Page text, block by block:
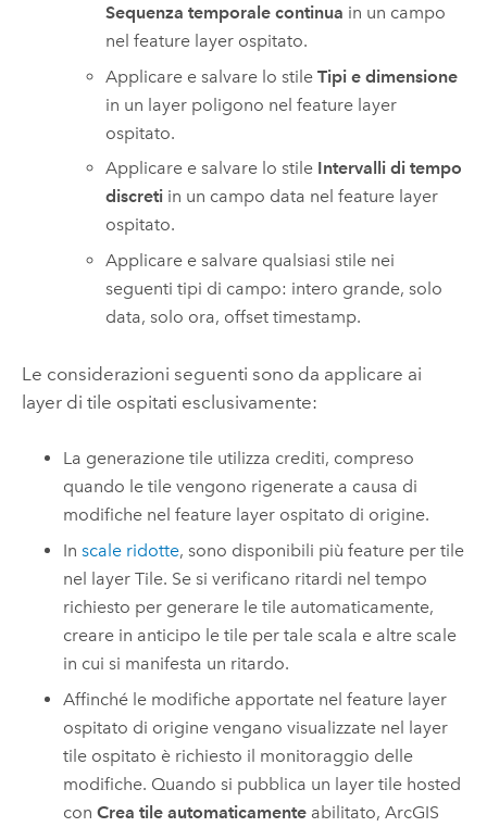
Sequenza temporale continua in un campo
nel feature layer ospitato.
Applicare e salvare lo stileTipi e dimensione
in un layer poligono nel feature layer
ospitato.
Applicare e salvare lo stile Intervalli di tempo
discreti in un campo data nel feature layer
ospitato.
Applicare e salvare qualsiasi stile nei
seguenti tipi di campo: intero grande, solo
data, solo ora, offset timestamp.
Le considerazioni seguenti sono da applicare ai
layer di tile ospitati esclusivamente:
La generazione tile utilizza crediti, compreso
quando le tile vengono rigenerate a causa di
modifiche nel feature layer ospitato di origine.
Inscale ridotte, sono disponibili più feature per tile
nel layer Tile. Se si verificano ritardi nel tempo
richiesto per generare le tile automaticamente,
creare in anticipo le tile per tale scala e altre scale
in cui si manifesta un ritardo.
Affinché le modifiche apportate nel feature layer
ospitato di origine vengano visualizzate nel layer
tile ospitato è richiesto il monitoraggio delle
modifiche. Quando si pubblica un layer tile hosted
conCrea tile automaticamente abilitato,ArcGIS